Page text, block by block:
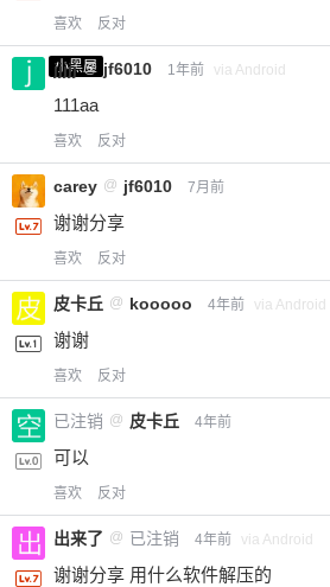
喜欢 反对
小黑屋
jjjjj @ jf6010 1年前 via Android
111aa
喜欢 反对
carey @ jf6010 7月前
谢谢分享
喜欢 反对
皮卡丘 @ kooooo 4年前 via Android
谢谢
喜欢 反对
已注销 @ 皮卡丘 4年前
可以
喜欢 反对
出来了 @ 已注销 4年前 via Android
谢谢分享 用什么软件解压的